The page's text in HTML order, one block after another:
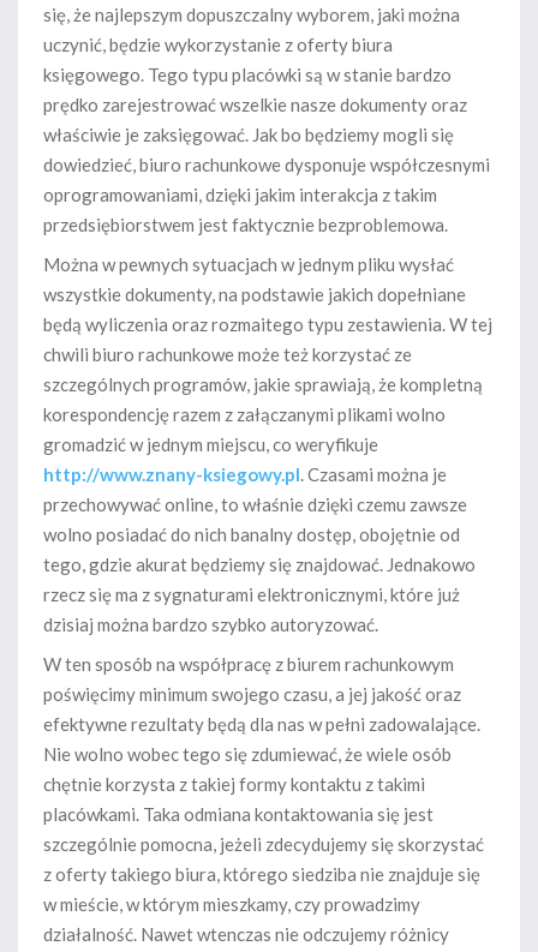
się, że najlepszym dopuszczalny wyborem, jaki można
uczynić, będzie wykorzystanie z oferty biura
księgowego. Tego typu placówki są w stanie bardzo
prędko zarejestrować wszelkie nasze dokumenty oraz
właściwie je zaksięgować. Jak bo będziemy mogli się
dowiedzieć, biuro rachunkowe dysponuje współczesnymi
oprogramowaniami, dzięki jakim interakcja z takim
przedsiębiorstwem jest faktycznie bezproblemowa.
Można w pewnych sytuacjach w jednym pliku wysłać
wszystkie dokumenty, na podstawie jakich dopełniane
będą wyliczenia oraz rozmaitego typu zestawienia. W tej
chwili biuro rachunkowe może też korzystać ze
szczególnych programów, jakie sprawiają, że kompletną
korespondencję razem z załączanymi plikami wolno
gromadzić w jednym miejscu, co weryfikuje
http://www.znany-ksiegowy.pl. Czasami można je
przechowywać online, to właśnie dzięki czemu zawsze
wolno posiadać do nich banalny dostęp, obojętnie od
tego, gdzie akurat będziemy się znajdować. Jednakowo
rzecz się ma z sygnaturami elektronicznymi, które już
dzisiaj można bardzo szybko autoryzować.
W ten sposób na współpracę z biurem rachunkowym
poświęcimy minimum swojego czasu, a jej jakość oraz
efektywne rezultaty będą dla nas w pełni zadowalające.
Nie wolno wobec tego się zdumiewać, że wiele osób
chętnie korzysta z takiej formy kontaktu z takimi
placówkami. Taka odmiana kontaktowania się jest
szczególnie pomocna, jeżeli zdecydujemy się skorzystać
z oferty takiego biura, którego siedziba nie znajduje się
w mieście, w którym mieszkamy, czy prowadzimy
działalność. Nawet wtenczas nie odczujemy różnicy